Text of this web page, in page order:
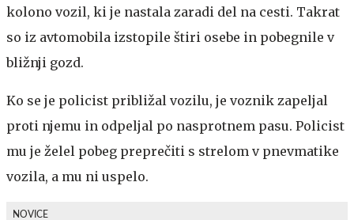
kolono vozil, ki je nastala zaradi del na cesti. Takrat
so iz avtomobila izstopile štiri osebe in pobegnile v
bližnji gozd.
Ko se je policist približal vozilu, je voznik zapeljal
proti njemu in odpeljal po nasprotnem pasu. Policist
mu je želel pobeg preprečiti s strelom v pnevmatike
vozila, a mu ni uspelo.
NOVICE